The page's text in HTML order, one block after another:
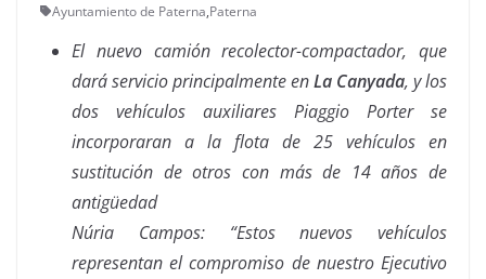
Ayuntamiento de Paterna,Paterna
El nuevo camión recolector-compactador, que
dará servicio principalmente enLa Canyada, y los
dos vehículos auxiliares Piaggio Porter se
incorporaran a la flota de 25 vehículos en
sustitución de otros con más de 14 años de
antigüedad
Núria Campos: “Estos nuevos vehículos
representan el compromiso de nuestro Ejecutivo